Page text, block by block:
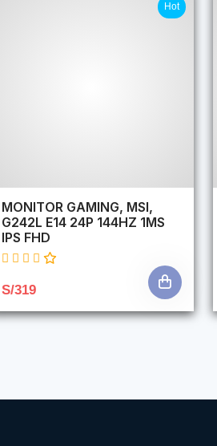
Hot
MONITOR GAMING, MSI,
G242L E14 24P 144HZ 1MS
IPS FHD
S/319